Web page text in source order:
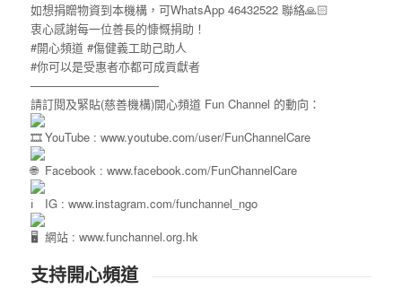
如想捐贈物資到本機構，可WhatsApp 46432522 聯絡
衷心感謝每一位善長的慷慨捐助！
#開心頻道 #傷健義工助己助人
#你可以是受惠者亦都可成貢獻者
———————————
請訂閱及緊貼(慈善機構)開心頻道 Fun Channel 的動向：
YouTube : www.youtube.com/user/FunChannelCare
Facebook : www.facebook.com/FunChannelCare
IG : www.instagram.com/funchannel_ngo
網站 : www.funchannel.org.hk
支持開心頻道